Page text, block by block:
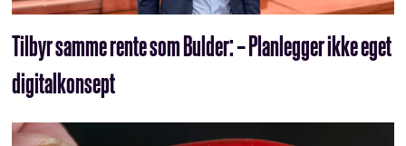
Tilbyr samme rente som Bulder: – Planlegger ikke eget
digitalkonsept